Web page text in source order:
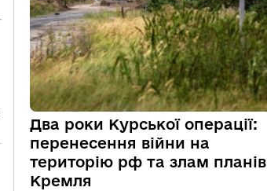
Два роки Курської операції:
перенесення війни на
територію рф та злам планів
Кремля